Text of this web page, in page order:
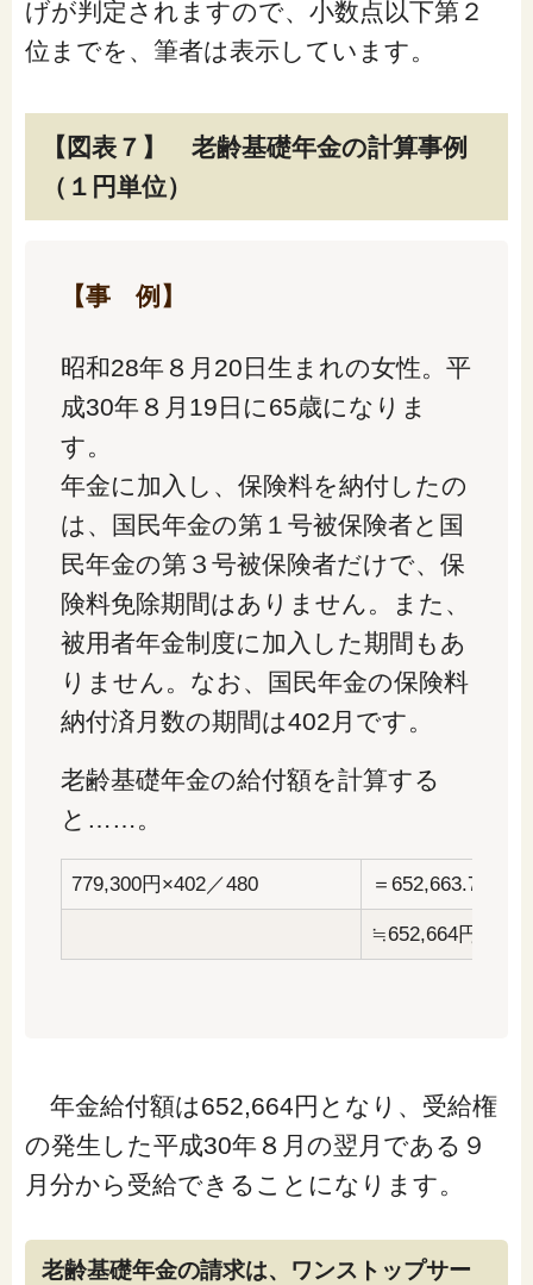
げが判定されますので、小数点以下第２
位までを、筆者は表示しています。
【図表７】 老齢基礎年金の計算事例
（１円単位）
【事 例】
昭和28年８月20日生まれの女性。平
成30年８月19日に65歳になりま
す。
年金に加入し、保険料を納付したの
は、国民年金の第１号被保険者と国
民年金の第３号被保険者だけで、保
険料免除期間はありません。また、
被用者年金制度に加入した期間もあ
りません。なお、国民年金の保険料
納付済月数の期間は402月です。
老齢基礎年金の給付額を計算する
と……。
779,300円×402／480 ＝652,663.75円
≒652,664円（50
年金給付額は652,664円となり、受給権
の発生した平成30年８月の翌月である９
月分から受給できることになります。
老齢基礎年金の請求は、ワンストップサー